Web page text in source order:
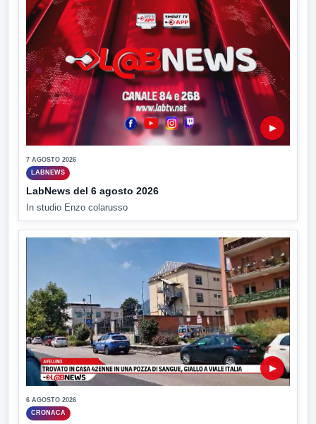
▶
7 AGOSTO 2026
LABNEWS
LabNews del 6 agosto 2026
In studio Enzo colarusso
▶
6 AGOSTO 2026
CRONACA